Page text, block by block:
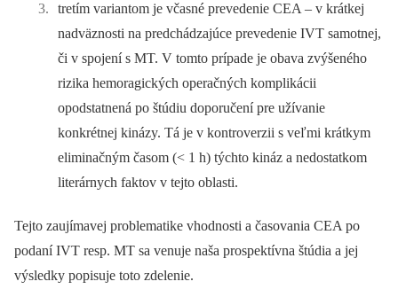
tretím variantom je včasné prevedenie CEA –⁠ v krátkej
nadväznosti na predchádzajúce prevedenie IVT samotnej,
či v spojení s MT. V tomto prípade je obava zvýšeného
rizika hemoragických operačných komplikácii
opodstatnená po štúdiu doporučení pre užívanie
konkrétnej kinázy. Tá je v kontroverzii s veľmi krátkym
eliminačným časom (< 1 h) týchto kináz a nedostatkom
literárnych faktov v tejto oblasti.
Tejto zaujímavej problematike vhodnosti a časovania CEA po
podaní IVT resp. MT sa venuje naša prospektívna štúdia a jej
výsledky popisuje toto zdelenie.